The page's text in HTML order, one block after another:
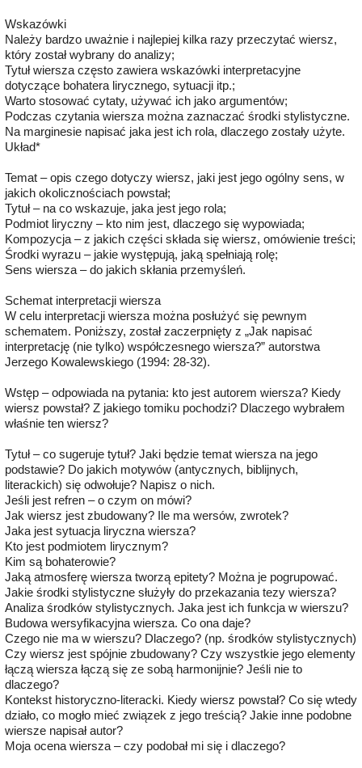
Wskazówki
Należy bardzo uważnie i najlepiej kilka razy przeczytać wiersz,
który został wybrany do analizy;
Tytuł wiersza często zawiera wskazówki interpretacyjne
dotyczące bohatera lirycznego, sytuacji itp.;
Warto stosować cytaty, używać ich jako argumentów;
Podczas czytania wiersza można zaznaczać środki stylistyczne.
Na marginesie napisać jaka jest ich rola, dlaczego zostały użyte.
Układ*
Temat – opis czego dotyczy wiersz, jaki jest jego ogólny sens, w
jakich okolicznościach powstał;
Tytuł – na co wskazuje, jaka jest jego rola;
Podmiot liryczny – kto nim jest, dlaczego się wypowiada;
Kompozycja – z jakich części składa się wiersz, omówienie treści;
Środki wyrazu – jakie występują, jaką spełniają rolę;
Sens wiersza – do jakich skłania przemyśleń.
Schemat interpretacji wiersza
W celu interpretacji wiersza można posłużyć się pewnym
schematem. Poniższy, został zaczerpnięty z „Jak napisać
interpretację (nie tylko) współczesnego wiersza?” autorstwa
Jerzego Kowalewskiego (1994: 28-32).
Wstęp – odpowiada na pytania: kto jest autorem wiersza? Kiedy
wiersz powstał? Z jakiego tomiku pochodzi? Dlaczego wybrałem
właśnie ten wiersz?
Tytuł – co sugeruje tytuł? Jaki będzie temat wiersza na jego
podstawie? Do jakich motywów (antycznych, biblijnych,
literackich) się odwołuje? Napisz o nich.
Jeśli jest refren – o czym on mówi?
Jak wiersz jest zbudowany? Ile ma wersów, zwrotek?
Jaka jest sytuacja liryczna wiersza?
Kto jest podmiotem lirycznym?
Kim są bohaterowie?
Jaką atmosferę wiersza tworzą epitety? Można je pogrupować.
Jakie środki stylistyczne służyły do przekazania tezy wiersza?
Analiza środków stylistycznych. Jaka jest ich funkcja w wierszu?
Budowa wersyfikacyjna wiersza. Co ona daje?
Czego nie ma w wierszu? Dlaczego? (np. środków stylistycznych)
Czy wiersz jest spójnie zbudowany? Czy wszystkie jego elementy
łączą wiersza łączą się ze sobą harmonijnie? Jeśli nie to
dlaczego?
Kontekst historyczno-literacki. Kiedy wiersz powstał? Co się wtedy
działo, co mogło mieć związek z jego treścią? Jakie inne podobne
wiersze napisał autor?
Moja ocena wiersza – czy podobał mi się i dlaczego?